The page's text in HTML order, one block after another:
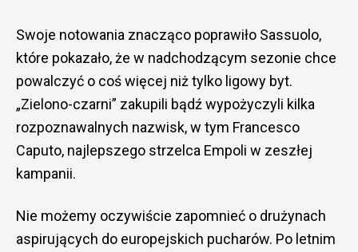
Swoje notowania znacząco poprawiło Sassuolo,
które pokazało, że w nadchodzącym sezonie chce
powalczyć o coś więcej niż tylko ligowy byt.
„Zielono-czarni” zakupili bądź wypożyczyli kilka
rozpoznawalnych nazwisk, w tym Francesco
Caputo, najlepszego strzelca Empoli w zeszłej
kampanii.
Nie możemy oczywiście zapomnieć o drużynach
aspirujących do europejskich pucharów. Po letnim